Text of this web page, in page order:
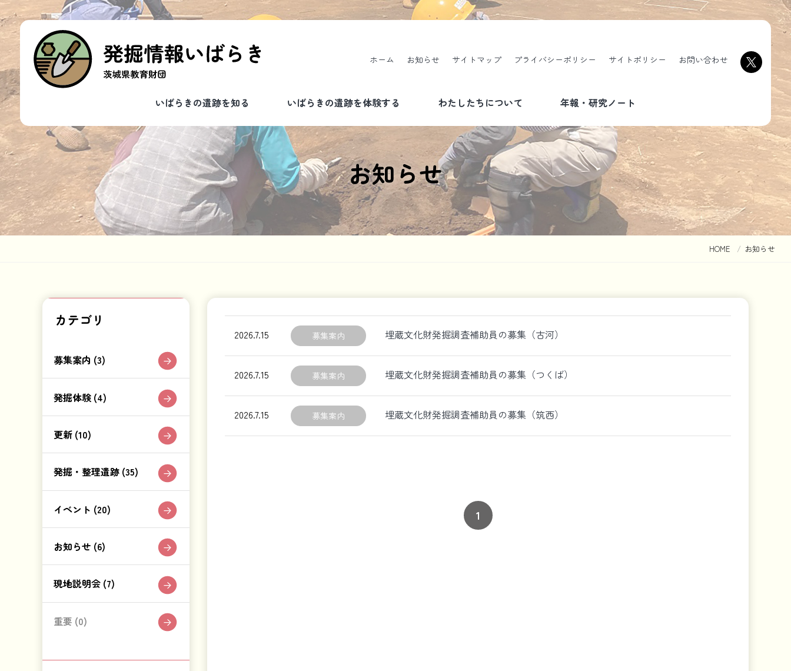
ホーム お知らせ サイトマップ プライバシーポリシー サイトポリシー お問い合わせ
いばらきの遺跡を知る
発掘遺跡一覧
整理遺跡一覧
いばらきの遺跡を学ぶ
いばらきの遺跡を体験する
現地説明会のご案内
発掘体験について
わたしたちについて
事業について
書式一覧
年報・研究ノート
お知らせ
HOME お知らせ
カテゴリ
募集案内 (3)
発掘体験 (4)
更新 (10)
発掘・整理遺跡 (35)
イベント (20)
お知らせ (6)
現地説明会 (7)
重要 (0)
2026.7.15 募集案内 埋蔵文化財発掘調査補助員の募集（古河）
2026.7.15 募集案内 埋蔵文化財発掘調査補助員の募集（つくば）
2026.7.15 募集案内 埋蔵文化財発掘調査補助員の募集（筑西）
1